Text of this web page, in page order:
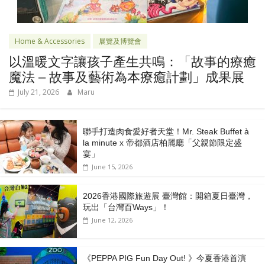
Home & Accessories 展覽及博覽會
以溫暖文字讓孩子產生共鳴：「故事的療癒
魔法 – 故事及藝術為本療癒計劃」成果展
July 21, 2026 Maru
聯手打造肉食愛好者天堂！Mr. Steak Buffet à
la minute x 帝都酒店柏麗廳「⽗親節限定盛
宴」
June 15, 2026
2026香港國際旅遊展 臺灣館：開箱夏日臺灣，
玩出「台灣百Ways」！
June 12, 2026
《PEPPA PIG Fun Day Out! 》今夏香港首演